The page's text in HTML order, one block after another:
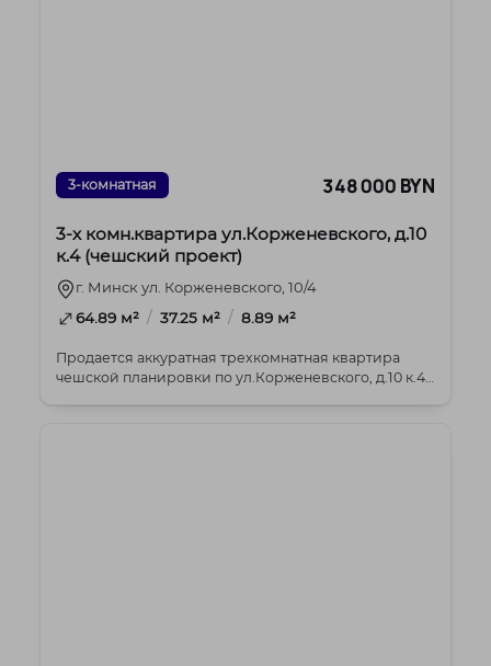
3-комнатная 348 000 BYN
3-х комн.квартира ул.Корженевского, д.10
к.4 (чешский проект)
г. Минск ул. Корженевского, 10/4
64.89 м² / 37.25 м² / 8.89 м²
Продается аккуратная трехкомнатная квартира
чешской планировки по ул.Корженевского, д.10 к.4